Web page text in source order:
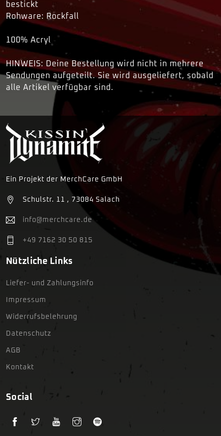
bestickt
Rohware: Rockfall
100% Acryl
HINWEIS: Deine Bestellung wird nicht in mehrere
Sendungen aufgeteilt. Sie wird ausgeliefert, sobald
alle Artikel verfügbar sind.
Ein Projekt der MerchCare GmbH
Schulstr. 11 , 73084 Salach
info@merchcare.de
+49 7162 30 50 815
Nützliche Links
Liefer- und Zahlungsinfo
Impressum
Widerrufsbelehrung
Datenschutz
AGB
Kontakt
Social